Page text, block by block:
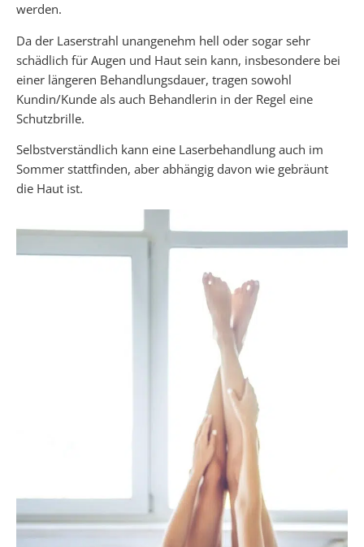
werden.
Da der Laserstrahl unangenehm hell oder sogar sehr
schädlich für Augen und Haut sein kann, insbesondere bei
einer längeren Behandlungsdauer, tragen sowohl
Kundin/Kunde als auch Behandlerin in der Regel eine
Schutzbrille.
Selbstverständlich kann eine Laserbehandlung auch im
Sommer stattfinden, aber abhängig davon wie gebräunt
die Haut ist.